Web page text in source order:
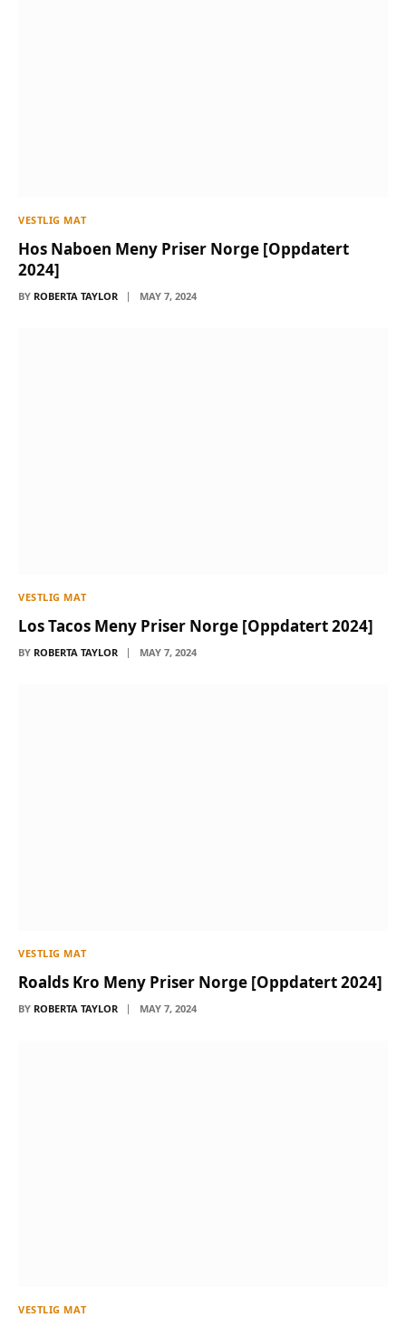
VESTLIG MAT
Hos Naboen Meny Priser Norge [Oppdatert
2024]
BY ROBERTA TAYLOR MAY 7, 2024
VESTLIG MAT
Los Tacos Meny Priser Norge [Oppdatert 2024]
BY ROBERTA TAYLOR MAY 7, 2024
VESTLIG MAT
Roalds Kro Meny Priser Norge [Oppdatert 2024]
BY ROBERTA TAYLOR MAY 7, 2024
VESTLIG MAT